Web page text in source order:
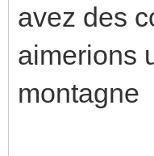
avez des
aimerions
montagne